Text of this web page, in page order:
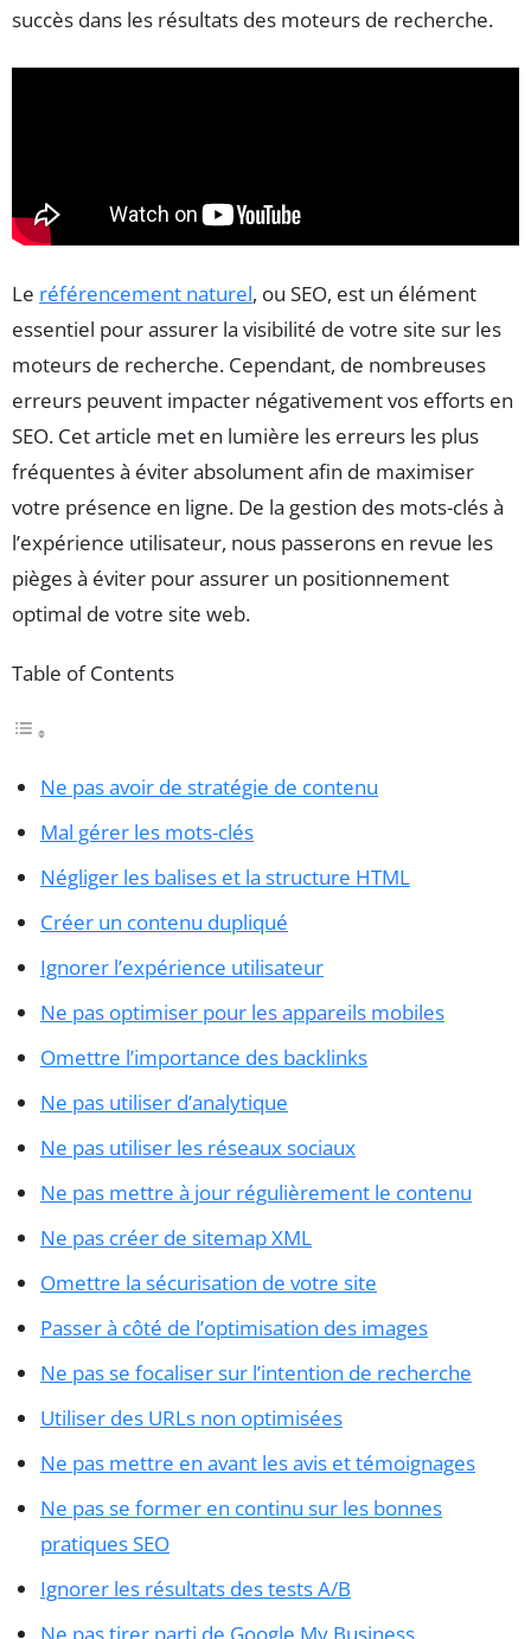
succès dans les résultats des moteurs de recherche.
Le référencement naturel, ou SEO, est un élément
essentiel pour assurer la visibilité de votre site sur les
moteurs de recherche. Cependant, de nombreuses
erreurs peuvent impacter négativement vos efforts en
SEO. Cet article met en lumière les erreurs les plus
fréquentes à éviter absolument afin de maximiser
votre présence en ligne. De la gestion des mots-clés à
l’expérience utilisateur, nous passerons en revue les
pièges à éviter pour assurer un positionnement
optimal de votre site web.
Table of Contents
Ne pas avoir de stratégie de contenu
Mal gérer les mots-clés
Négliger les balises et la structure HTML
Créer un contenu dupliqué
Ignorer l’expérience utilisateur
Ne pas optimiser pour les appareils mobiles
Omettre l’importance des backlinks
Ne pas utiliser d’analytique
Ne pas utiliser les réseaux sociaux
Ne pas mettre à jour régulièrement le contenu
Ne pas créer de sitemap XML
Omettre la sécurisation de votre site
Passer à côté de l’optimisation des images
Ne pas se focaliser sur l’intention de recherche
Utiliser des URLs non optimisées
Ne pas mettre en avant les avis et témoignages
Ne pas se former en continu sur les bonnes
pratiques SEO
Ignorer les résultats des tests A/B